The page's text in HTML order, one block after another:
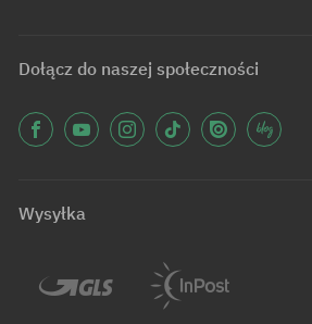
Dołącz do naszej społeczności
Wysyłka